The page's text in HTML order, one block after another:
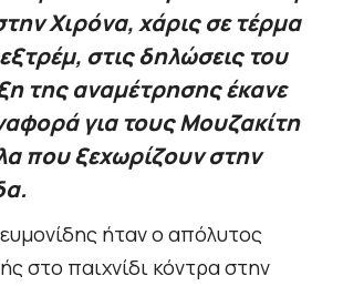
Χιρόνα, χάρις σε τέρμα
στις δηλώσεις του
της αναμέτρησης έκανε
για τους Μουζακίτη
που ξεχωρίζουν στην
ήταν ο απόλυτος
στο παιχνίδι κόντρα στην